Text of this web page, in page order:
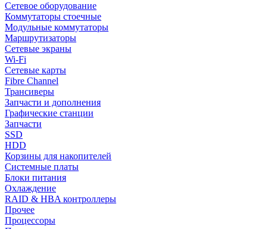
Сетевое оборудование
Коммутаторы стоечные
Модульные коммутаторы
Маршрутизаторы
Сетевые экраны
Wi-Fi
Сетевые карты
Fibre Channel
Трансиверы
Запчасти и дополнения
Графические станции
Запчасти
SSD
HDD
Корзины для накопителей
Системные платы
Блоки питания
Охлаждение
RAID & HBA контроллеры
Прочее
Процессоры